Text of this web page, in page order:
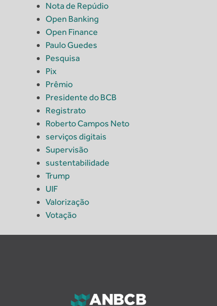
Nota de Repúdio
Open Banking
Open Finance
Paulo Guedes
Pesquisa
Pix
Prêmio
Presidente do BCB
Registrato
Roberto Campos Neto
serviços digitais
Supervisão
sustentabilidade
Trump
UIF
Valorização
Votação